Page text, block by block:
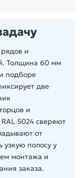
и
Толщина 60 мм
подборе
две
и
5024 сверяют
от
узкую полосу у
монтажа и
заказа.